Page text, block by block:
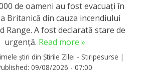
de oameni au fost evacuați în
Britanică din cauza incendiului
Range. A fost declarată stare de
urgență. Read more »
știri din Știrile Zilei - Stiripesurse |
09/08/2026 - 07:00